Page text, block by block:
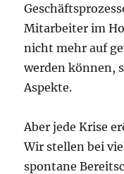
Mitarbeiter im
nicht mehr auf
werden können,
Aspekte.
Aber jede Krise
Wir stellen bei
spontane